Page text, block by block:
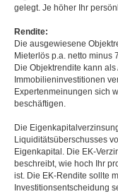
gelegt. Je höher Ihr
Rendite:
Die ausgewiesene
Mieterlös p.a. netto minus
Die Objektrendite kann
Immobilieninvestitionen
Expertenmeinungen sich
beschäftigen.
Die
Liquiditätsüberschusses
Eigenkapital. Die EK-
beschreibt, wie hoch Ihr
ist. Die EK-Rendite sollte
Investitionsentscheidung